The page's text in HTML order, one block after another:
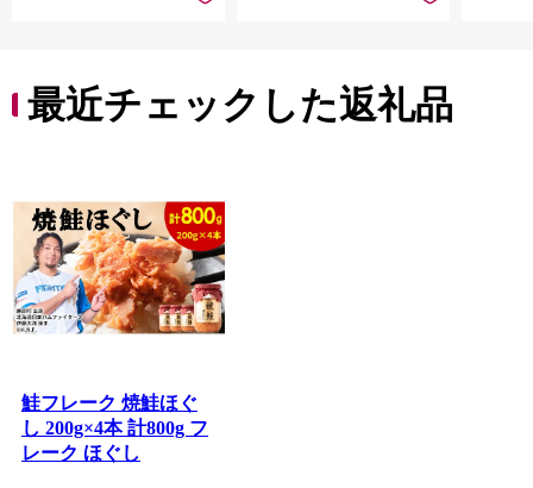
最近チェックした返礼品
鮭フレーク 焼鮭ほぐ
し 200g×4本 計800g フ
レーク ほぐし